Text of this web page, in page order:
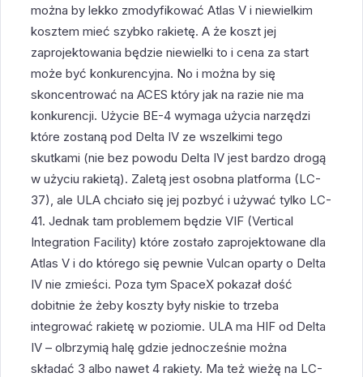
można by lekko zmodyfikować Atlas V i niewielkim
kosztem mieć szybko rakietę. A że koszt jej
zaprojektowania będzie niewielki to i cena za start
może być konkurencyjna. No i można by się
skoncentrować na ACES który jak na razie nie ma
konkurencji. Użycie BE-4 wymaga użycia narzędzi
które zostaną pod Delta IV ze wszelkimi tego
skutkami (nie bez powodu Delta IV jest bardzo drogą
w użyciu rakietą). Zaletą jest osobna platforma (LC-
37), ale ULA chciało się jej pozbyć i używać tylko LC-
41. Jednak tam problemem będzie VIF (Vertical
Integration Facility) które zostało zaprojektowane dla
Atlas V i do którego się pewnie Vulcan oparty o Delta
IV nie zmieści. Poza tym SpaceX pokazał dość
dobitnie że żeby koszty były niskie to trzeba
integrować rakietę w poziomie. ULA ma HIF od Delta
IV – olbrzymią halę gdzie jednocześnie można
składać 3 albo nawet 4 rakiety. Ma też wieżę na LC-